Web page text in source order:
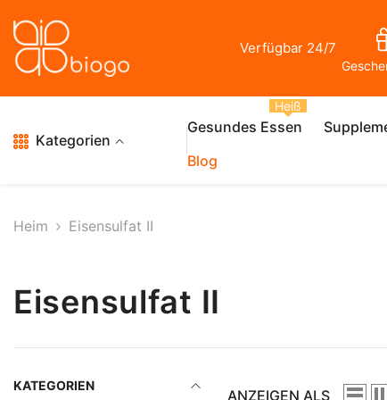
Verfügbar 24/7
Kategorien
Gesundes Essen
Heiß
Blog
Heim Eisensulfat II
Eisensulfat II
KATEGORIEN
ANZEIGEN ALS